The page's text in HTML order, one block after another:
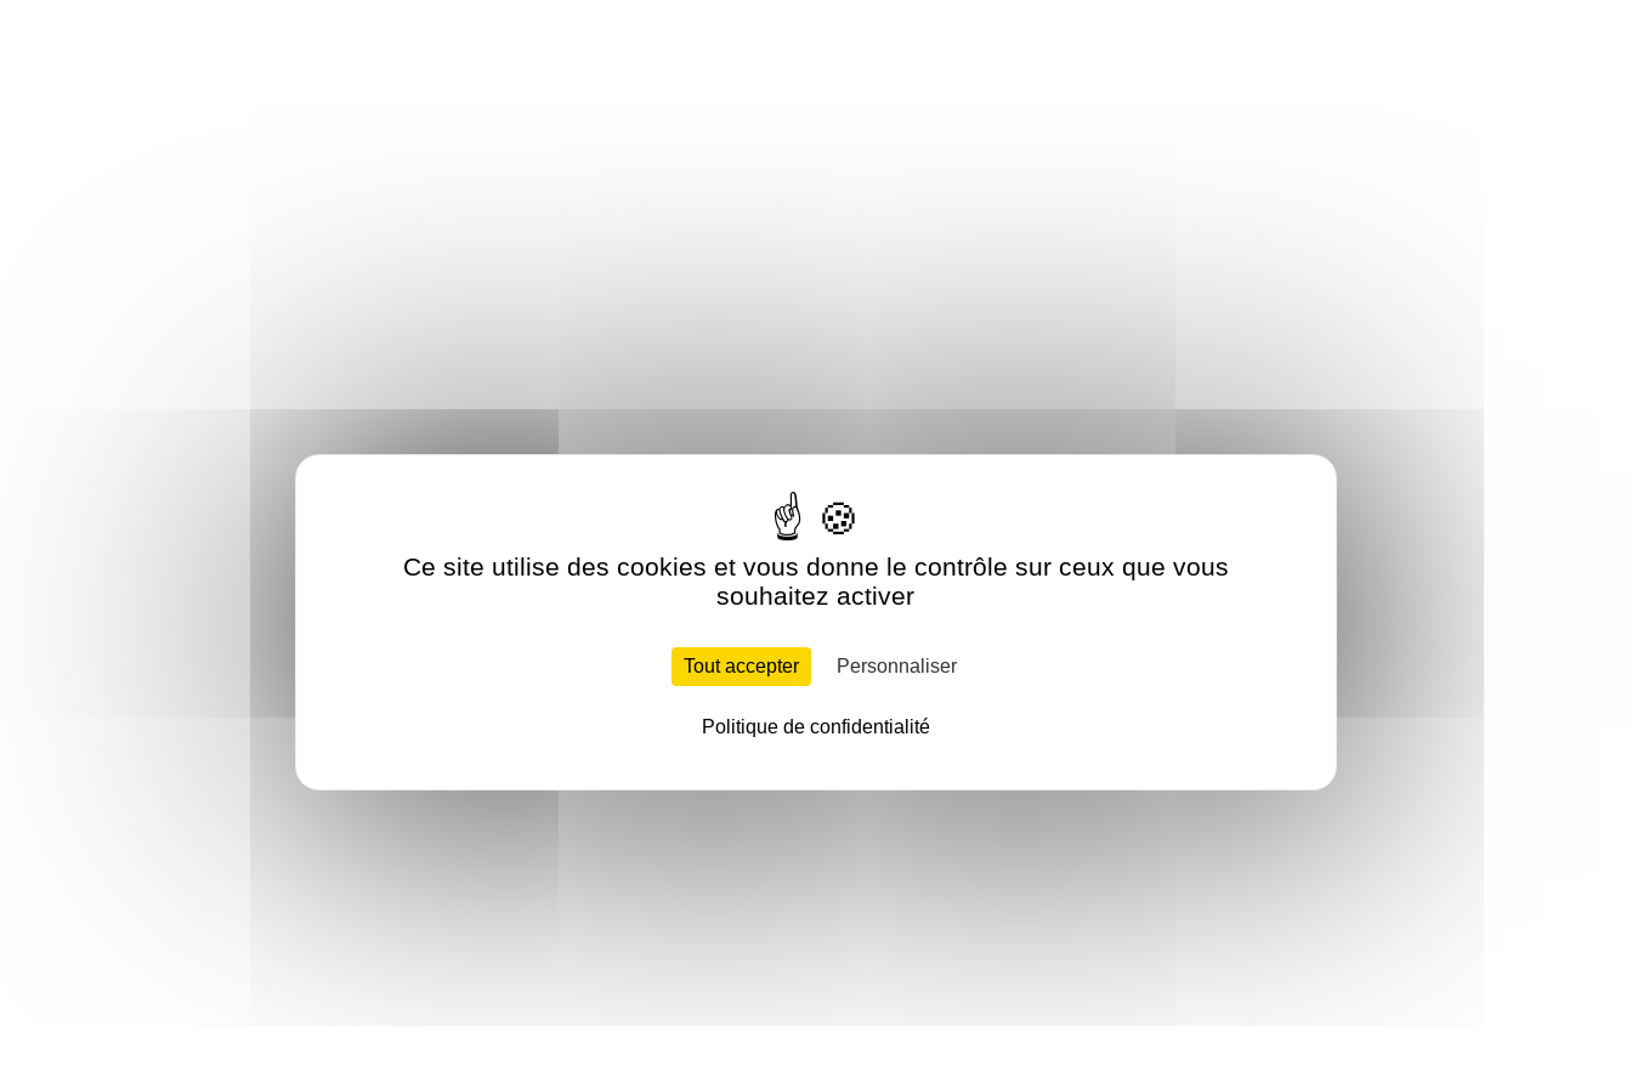
Ce site utilise des cookies et vous donne le contrôle sur ceux que vous
souhaitez activer
Tout accepter Personnaliser
Politique de confidentialité